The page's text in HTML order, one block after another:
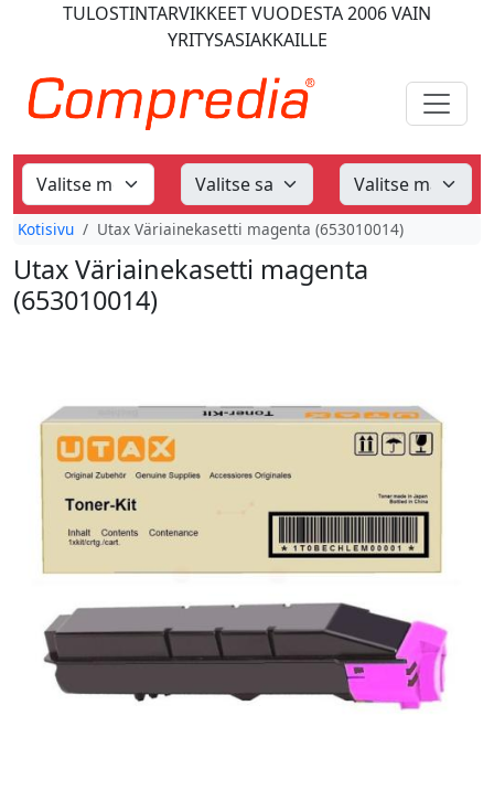
TULOSTINTARVIKKEETVUODESTA 2006VAIN
YRITYSASIAKKAILLE
Kotisivu Utax Väriainekasetti magenta (653010014)
Utax Väriainekasetti magenta
(653010014)